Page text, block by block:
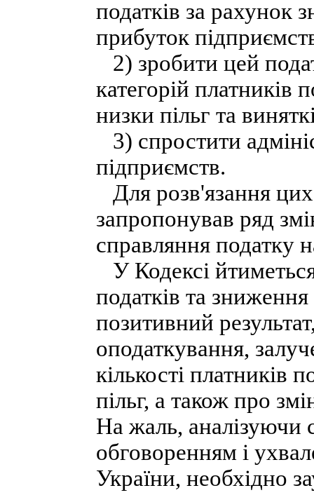
податків за рахунок
прибуток
2) зробити цей
категорій платників
низки пільг та
3) спростити
підприємств.
Для розв'язання
запропонував ряд
справляння податку
У Кодексі
податків та
позитивний
оподаткування,
кількості платників
пільг, а також про
На жаль, аналізуючи
обговоренням і
України, необхідно